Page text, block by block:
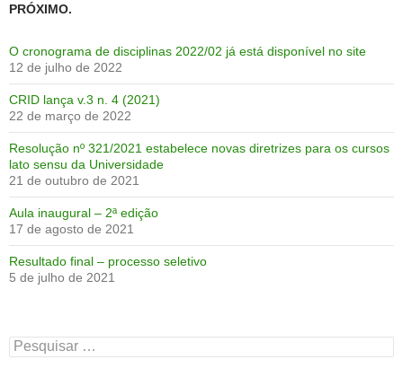
PRÓXIMO.
O cronograma de disciplinas 2022/02 já está disponível no site
12 de julho de 2022
CRID lança v.3 n. 4 (2021)
22 de março de 2022
Resolução nº 321/2021 estabelece novas diretrizes para os cursos
lato sensu da Universidade
21 de outubro de 2021
Aula inaugural – 2ª edição
17 de agosto de 2021
Resultado final – processo seletivo
5 de julho de 2021
Pesquisar
por: